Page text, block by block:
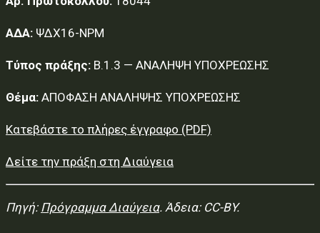
ΑΔΑ: ΨΔΧ16-ΝΡΜ
Τύπος πράξης: Β.1.3 — ΑΝΑΛΗΨΗ ΥΠΟΧΡΕΩΣΗΣ
Θέμα: ΑΠΟΦΑΣΗ ΑΝΑΛΗΨΗΣ ΥΠΟΧΡΕΩΣΗΣ
Κατεβάστε το πλήρες έγγραφο (PDF)
Δείτε την πράξη στη Διαύγεια
Πηγή: Πρόγραμμα Διαύγεια. Άδεια: CC-BY.